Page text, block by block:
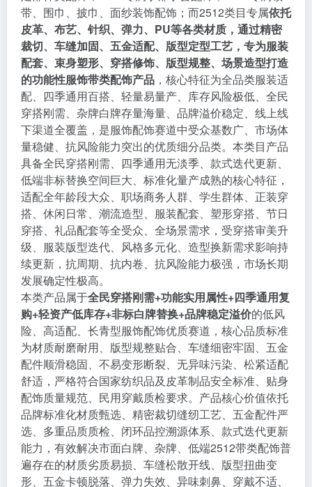
带、围巾、披巾、面纱装饰配饰；而2512类目专属依托
皮革、布艺、针织、弹力、PU等各类材质，通过精密
裁切、车缝加固、五金适配、版型定型工艺，专为服装
配套、束身塑形、穿搭修饰、版型规整、场景造型打造
的功能性服饰带类配饰产品 ，核心特征为全品类服装适
配、四季通用百搭、轻量易量产、库存风险极低、全民
穿搭刚需、杂牌白牌存量海量、品牌溢价稳定、线上线
下渠道全覆盖，是服饰配饰赛道中受众基数广、市场体
量稳健、抗风险能力突出的优质细分品类。本类目产品
具备全民穿搭刚需、四季通用无淡季、款式迭代更新、
低端非标替换空间巨大、标准化量产成熟的核心特征，
适配全年龄段大众、职场商务人群、学生群体、正装穿
搭、休闲日常、潮流造型、服装配套、塑形穿搭、节日
穿搭、礼品配套等全受众、全场景需求，受穿搭审美升
级、服装版型迭代、风格多元化、造型换新需求影响持
续更新，抗周期、抗内卷、抗风险能力极强，市场长期
发展确定性极高。
本类产品属于全民穿搭刚需+功能实用属性+四季通用复
购+轻资产低库存+非标白牌替换+品牌稳定溢价的低风
险、高适配、长青型服饰配饰优质赛道，核心品质标准
为材质耐磨耐用、版型规整贴合、车缝细密牢固、五金
配件顺滑稳固、不易变形断裂、无异味污染、松紧适配
舒适，严格符合国家纺织品及皮革制品安全标准、贴身
配饰质量规范、民用穿戴质检要求。产品核心价值依托
品牌标准化材质甄选、精密裁切缝纫工艺、五金配件严
选、多重品质质检、闭环品控溯源体系、款式迭代更新
能力，有效解决市面白牌、杂牌、低端2512带类配饰普
遍存在的材质劣质易损、车缝松散开线、版型扭曲变
形、五金卡顿脱落、弹力失效、异味刺鼻、穿戴不适、